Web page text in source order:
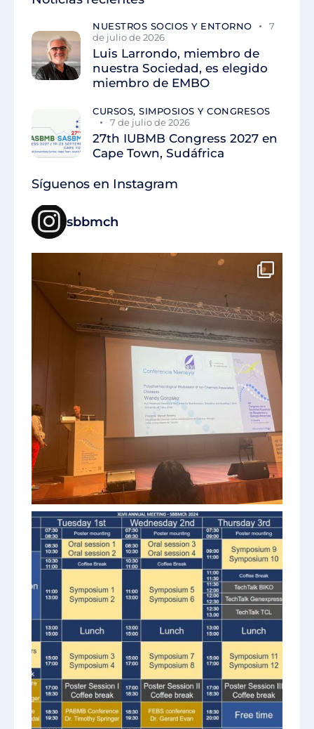
NUESTROS SOCIOS Y ENTORNO
7
de julio de 2026
Luis Larrondo, miembro de
nuestra Sociedad, es elegido
miembro de EMBO
CURSOS, SIMPOSIOS Y CONGRESOS
7 de julio de 2026
27th IUBMB Congress 2027 en
Cape Town, Sudáfrica
Síguenos en Instagram
sbbmch